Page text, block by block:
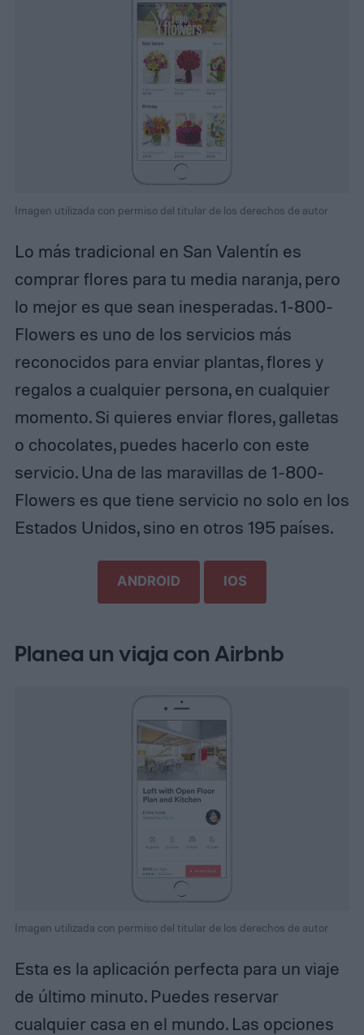
Imagen utilizada con permiso del titular de los derechos de autor
Lo más tradicional en San Valentín es
comprar flores para tu media naranja, pero
lo mejor es que sean inesperadas. 1-800-
Flowers es uno de los servicios más
reconocidos para enviar plantas, flores y
regalos a cualquier persona, en cualquier
momento. Si quieres enviar flores, galletas
o chocolates, puedes hacerlo con este
servicio. Una de las maravillas de 1-800-
Flowers es que tiene servicio no solo en los
Estados Unidos, sino en otros 195 países.
ANDROID IOS
Planea un viaja con Airbnb
Imagen utilizada con permiso del titular de los derechos de autor
Esta es la aplicación perfecta para un viaje
de último minuto. Puedes reservar
cualquier casa en el mundo. Las opciones